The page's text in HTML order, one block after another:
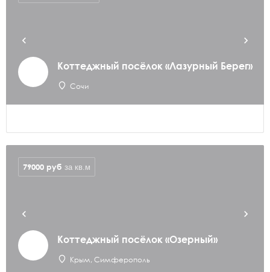
Коттеджный посёлок «Лазурный Берег»
Сочи
Коттеджный посёлок «Озерный»
Крым, Симферополь
79000 руб за кв.м